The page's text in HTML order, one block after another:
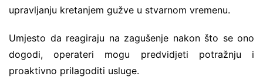
upravljanju kretanjem gužve u stvarnom vremenu.
Umjesto da reagiraju na zagušenje nakon što se ono
dogodi, operateri mogu predvidjeti potražnju i
proaktivno prilagoditi usluge.